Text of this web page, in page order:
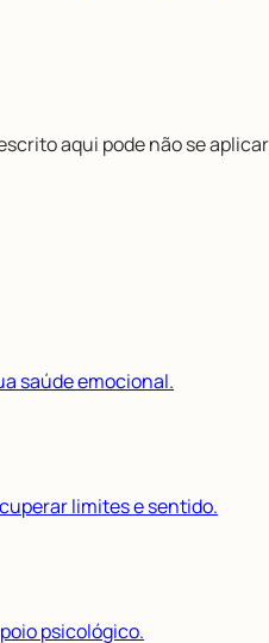
aqui pode não se
saúde emocional.
limites e sentido.
psicológico.